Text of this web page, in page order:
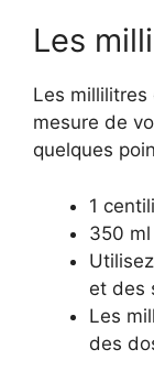
Les
Les
mesure de
quelques
1
350
et des
Les
des